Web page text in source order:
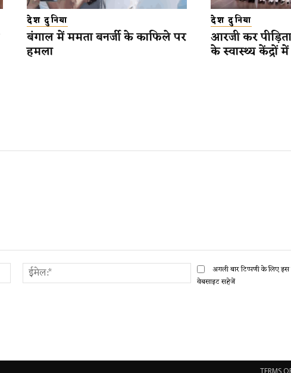
देश दुनिया
बंगाल में ममता बनर्जी के काफिले पर
हमला
देश दुनिया
आरजी कर
के स्वास्थ्य केंद्रों
नाम:*
ईमेल:*अगली बार टिप्पणी के लिए
वेबसाइट सहेजें
TERMS